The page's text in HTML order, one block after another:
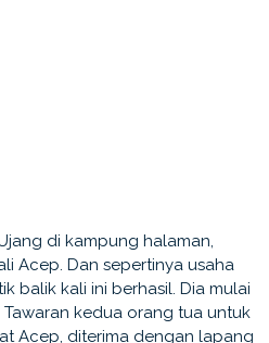
di kampung halaman,
Acep. Dan sepertinya usaha
balik kali ini berhasil. Dia mulai
kedua orang tua untuk
Acep, diterima dengan lapang